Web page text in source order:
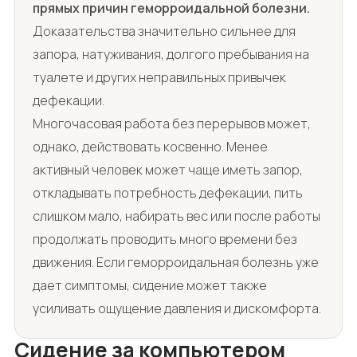
прямых причин геморроидальной болезни.
Доказательства значительно сильнее для
запора, натуживания, долгого пребывания на
туалете и других неправильных привычек
дефекации.
Многочасовая работа без перерывов может,
однако, действовать косвенно. Менее
активный человек может чаще иметь запор,
откладывать потребность дефекации, пить
слишком мало, набирать вес или после работы
продолжать проводить много времени без
движения. Если геморроидальная болезнь уже
дает симптомы, сидение может также
усиливать ощущение давления и дискомфорта.
Сидение за компьютером